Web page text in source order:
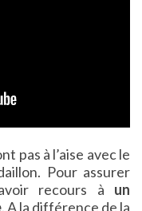
pas à l’aise avec le
Pour assurer
recours à un
. A la différence de la